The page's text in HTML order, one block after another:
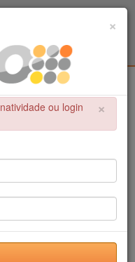
×
ou login não
×
×
ou login